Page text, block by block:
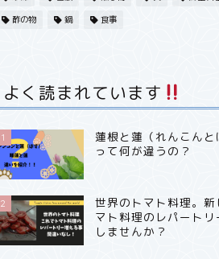
酢の物
鍋 食事
よく読まれています
1
蓮根と蓮（れんこんと
って何が違うの？
2
世界のトマト料理。新
マト料理のレパートリ
しませんか？